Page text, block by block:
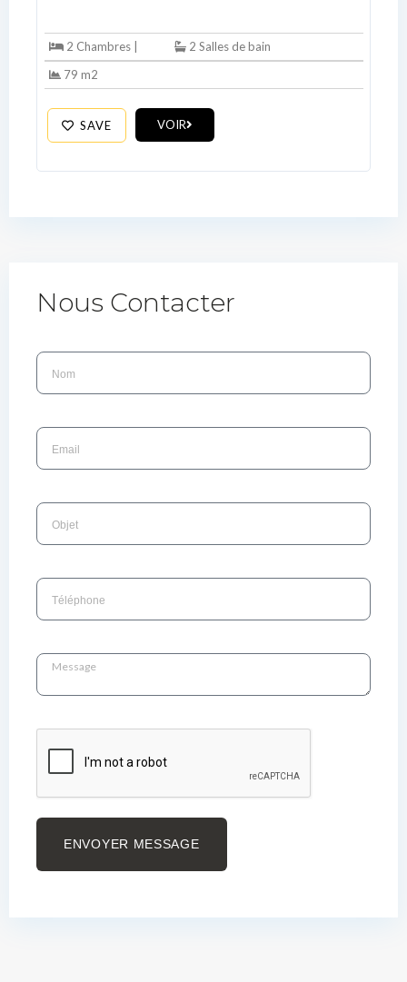
2 Chambres |
2 Salles de bain
79 m2
SAVE VOIR
Nous Contacter
ENVOYER MESSAGE